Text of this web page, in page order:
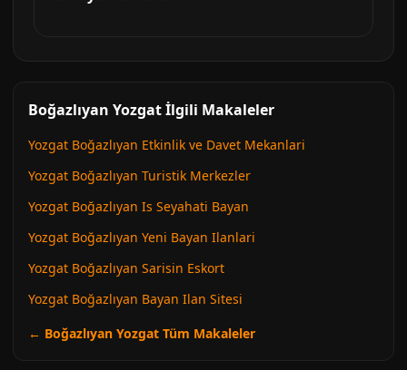
Boğazlıyan Yozgat İlgili Makaleler
Yozgat Boğazlıyan Etkinlik ve Davet Mekanlari
Yozgat Boğazlıyan Turistik Merkezler
Yozgat Boğazlıyan Is Seyahati Bayan
Yozgat Boğazlıyan Yeni Bayan Ilanlari
Yozgat Boğazlıyan Sarisin Eskort
Yozgat Boğazlıyan Bayan Ilan Sitesi
← Boğazlıyan Yozgat Tüm Makaleler